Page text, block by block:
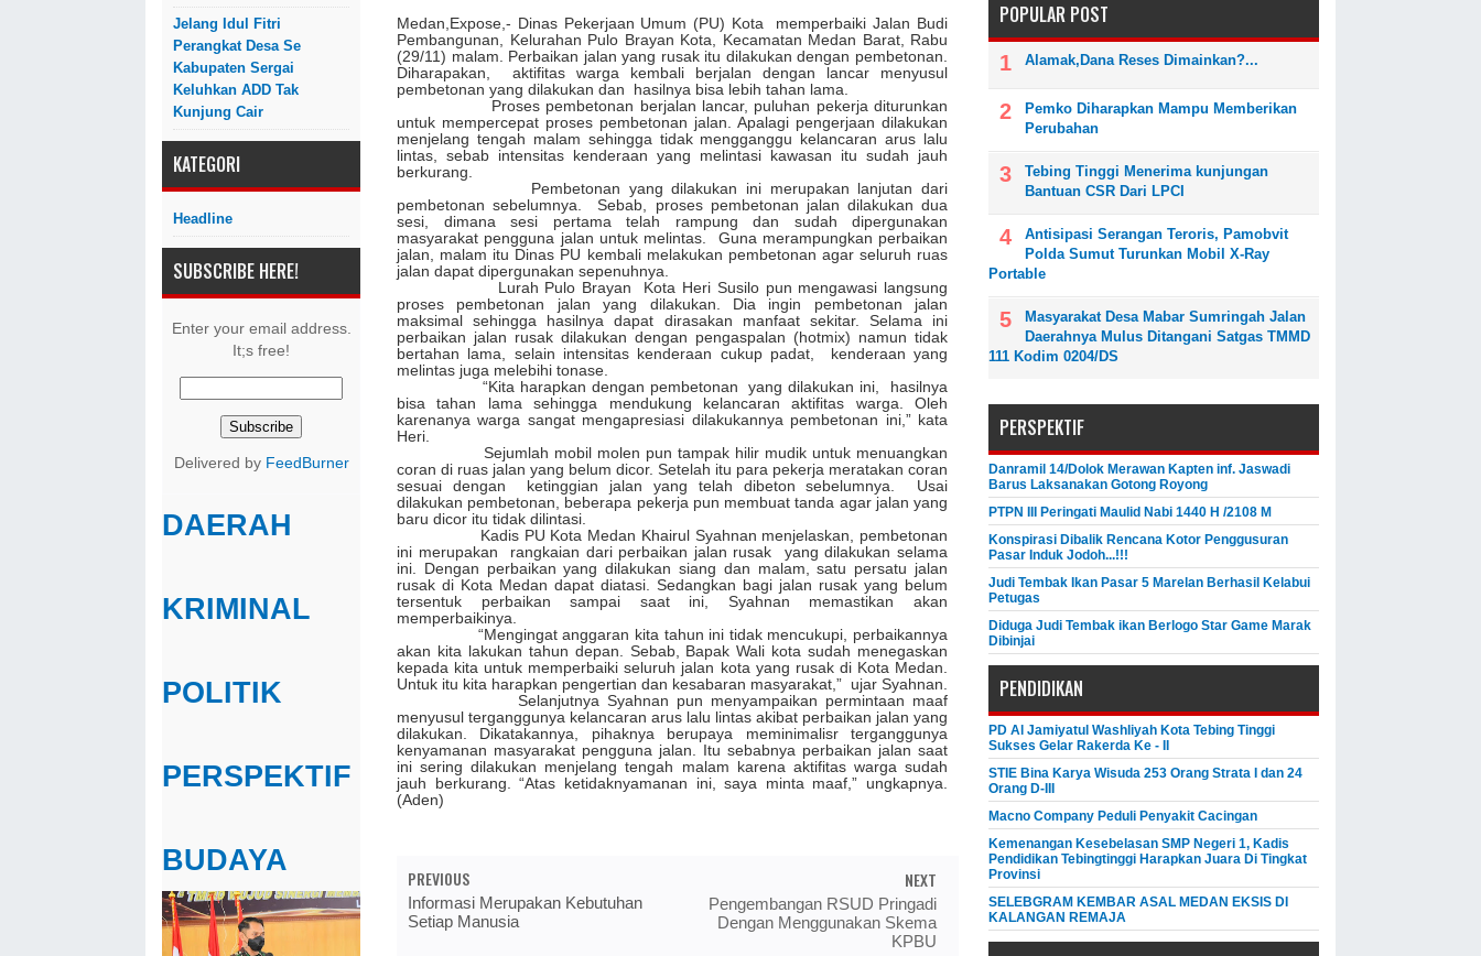
Jelang Idul Fitri
Perangkat Desa Se
Kabupaten Sergai
Keluhkan ADD Tak
Kunjung Cair
KATEGORI
Headline
SUBSCRIBE HERE!
Enter your email address.
It;s free!
Delivered by FeedBurner
DAERAH
KRIMINAL
POLITIK
PERSPEKTIF
BUDAYA
Medan,Expose,- Dinas Pekerjaan Umum (PU) Kota memperbaiki Jalan Budi
Pembangunan, Kelurahan Pulo Brayan Kota, Kecamatan Medan Barat, Rabu
(29/11) malam. Perbaikan jalan yang rusak itu dilakukan dengan pembetonan.
Diharapakan, aktifitas warga kembali berjalan dengan lancar menyusul
pembetonan yang dilakukan dan hasilnya bisa lebih tahan lama.
Proses pembetonan berjalan lancar, puluhan pekerja diturunkan
untuk mempercepat proses pembetonan jalan. Apalagi pengerjaan dilakukan
menjelang tengah malam sehingga tidak mengganggu kelancaran arus lalu
lintas, sebab intensitas kenderaan yang melintasi kawasan itu sudah jauh
berkurang.
Pembetonan yang dilakukan ini merupakan lanjutan dari
pembetonan sebelumnya. Sebab, proses pembetonan jalan dilakukan dua
sesi, dimana sesi pertama telah rampung dan sudah dipergunakan
masyarakat pengguna jalan untuk melintas. Guna merampungkan perbaikan
jalan, malam itu Dinas PU kembali melakukan pembetonan agar seluruh ruas
jalan dapat dipergunakan sepenuhnya.
Lurah Pulo Brayan Kota Heri Susilo pun mengawasi langsung
proses pembetonan jalan yang dilakukan. Dia ingin pembetonan jalan
maksimal sehingga hasilnya dapat dirasakan manfaat sekitar. Selama ini
perbaikan jalan rusak dilakukan dengan pengaspalan (hotmix) namun tidak
bertahan lama, selain intensitas kenderaan cukup padat, kenderaan yang
melintas juga melebihi tonase.
“Kita harapkan dengan pembetonan yang dilakukan ini, hasilnya
bisa tahan lama sehingga mendukung kelancaran aktifitas warga. Oleh
karenanya warga sangat mengapresiasi dilakukannya pembetonan ini,” kata
Heri.
Sejumlah mobil molen pun tampak hilir mudik untuk menuangkan
coran di ruas jalan yang belum dicor. Setelah itu para pekerja meratakan coran
sesuai dengan ketinggian jalan yang telah dibeton sebelumnya. Usai
dilakukan pembetonan, beberapa pekerja pun membuat tanda agar jalan yang
baru dicor itu tidak dilintasi.
Kadis PU Kota Medan Khairul Syahnan menjelaskan, pembetonan
ini merupakan rangkaian dari perbaikan jalan rusak yang dilakukan selama
ini. Dengan perbaikan yang dilakukan siang dan malam, satu persatu jalan
rusak di Kota Medan dapat diatasi. Sedangkan bagi jalan rusak yang belum
tersentuk perbaikan sampai saat ini, Syahnan memastikan akan
memperbaikinya.
“Mengingat anggaran kita tahun ini tidak mencukupi, perbaikannya
akan kita lakukan tahun depan. Sebab, Bapak Wali kota sudah menegaskan
kepada kita untuk memperbaiki seluruh jalan kota yang rusak di Kota Medan.
Untuk itu kita harapkan pengertian dan kesabaran masyarakat,” ujar Syahnan.
Selanjutnya Syahnan pun menyampaikan permintaan maaf
menyusul terganggunya kelancaran arus lalu lintas akibat perbaikan jalan yang
dilakukan. Dikatakannya, pihaknya berupaya meminimalisr terganggunya
kenyamanan masyarakat pengguna jalan. Itu sebabnya perbaikan jalan saat
ini sering dilakukan menjelang tengah malam karena aktifitas warga sudah
jauh berkurang. “Atas ketidaknyamanan ini, saya minta maaf,” ungkapnya.
(Aden)
PREVIOUS
Informasi Merupakan Kebutuhan
Setiap Manusia
NEXT
Pengembangan RSUD Pringadi
Dengan Menggunakan Skema
KPBU
POPULAR POST
Alamak,Dana Reses Dimainkan?...
Pemko Diharapkan Mampu Memberikan
Perubahan
Tebing Tinggi Menerima kunjungan
Bantuan CSR Dari LPCI
Antisipasi Serangan Teroris, Pamobvit
Polda Sumut Turunkan Mobil X-Ray
Portable
Masyarakat Desa Mabar Sumringah Jalan
Daerahnya Mulus Ditangani Satgas TMMD
111 Kodim 0204/DS
PERSPEKTIF
Danramil 14/Dolok Merawan Kapten inf. Jaswadi
Barus Laksanakan Gotong Royong
PTPN III Peringati Maulid Nabi 1440 H /2108 M
Konspirasi Dibalik Rencana Kotor Penggusuran
Pasar Induk Jodoh...!!!
Judi Tembak Ikan Pasar 5 Marelan Berhasil Kelabui
Petugas
Diduga Judi Tembak ikan Berlogo Star Game Marak
Dibinjai
PENDIDIKAN
PD Al Jamiyatul Washliyah Kota Tebing Tinggi
Sukses Gelar Rakerda Ke - II
STIE Bina Karya Wisuda 253 Orang Strata I dan 24
Orang D-III
Macno Company Peduli Penyakit Cacingan
Kemenangan Kesebelasan SMP Negeri 1, Kadis
Pendidikan Tebingtinggi Harapkan Juara Di Tingkat
Provinsi
SELEBGRAM KEMBAR ASAL MEDAN EKSIS DI
KALANGAN REMAJA